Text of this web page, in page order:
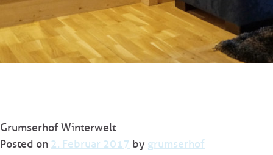
Grumserhof Winterwelt
Posted on 2. Februar 2017 by grumserhof